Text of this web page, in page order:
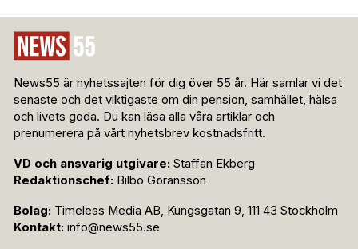
News55 är nyhetssajten för dig över 55 år. Här samlar vi det
senaste och det viktigaste om din pension, samhället, hälsa
och livets goda. Du kan läsa alla våra artiklar och
prenumerera på vårt nyhetsbrev kostnadsfritt.
VD och ansvarig utgivare: Staffan Ekberg
Redaktionschef: Bilbo Göransson
Bolag: Timeless Media AB, Kungsgatan 9, 111 43 Stockholm
Kontakt: info@news55.se